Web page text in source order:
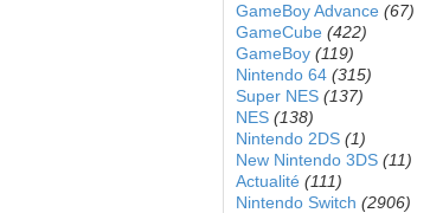
GameBoy Advance (67)
GameCube (422)
GameBoy (119)
Nintendo 64 (315)
Super NES (137)
NES (138)
Nintendo 2DS (1)
New Nintendo 3DS (11)
Actualité (111)
Nintendo Switch (2906)